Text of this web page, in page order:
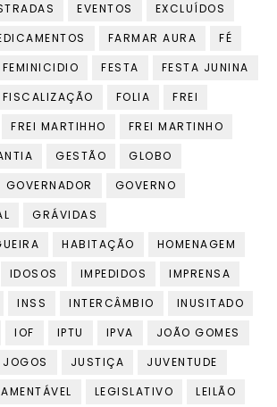
EVENTOS
EXCLUÍDOS
FARMAR AURA
FÉ
FEMINICIDIO FESTA
FESTA JUNINA
FISCALIZAÇÃO FOLIA
FREI
FREI MARTIHHO
FREI MARTINHO
GESTÃO
GLOBO
GOVERNADOR
GOVERNO
GRÁVIDAS
HABITAÇÃO
HOMENAGEM
IDOSOS IMPEDIDOS
IMPRENSA
INSS INTERCÂMBIO
INUSITADO
IOF IPTU IPVA
JOÃO GOMES
JOGOS JUSTIÇA
JUVENTUDE
LEGISLATIVO
LEILÃO